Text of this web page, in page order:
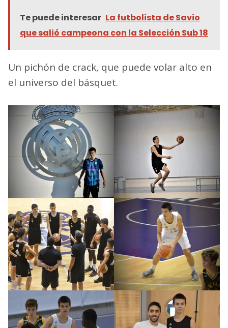
Te puede interesar La futbolista de Savio
que salió campeona con la Selección Sub 18
Un pichón de crack, que puede volar alto en
el universo del básquet.